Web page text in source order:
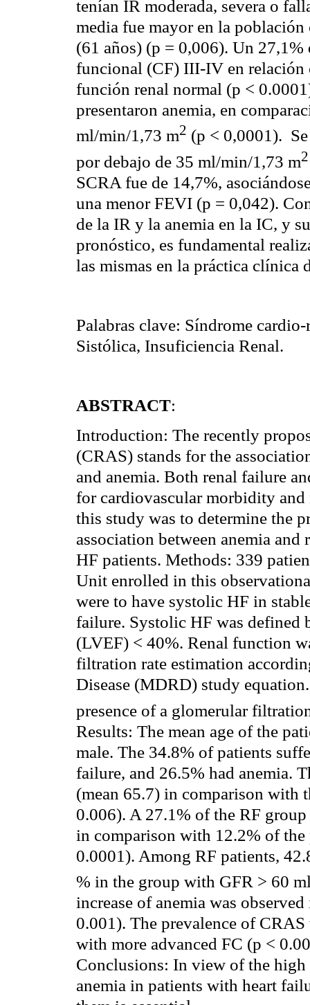
tenían IR moderada, severa o
media fue mayor en la
(61 años) (p = 0,006). Un 27,1%
funcional (CF) III-IV en relación
función renal normal (p <
presentaron anemia, en
ml/min/1,73 m2 (p < 0,0001).
por debajo de 35 ml/min/1,73 m2
SCRA fue de 14,7%,
una menor FEVI (p = 0,042).
de la IR y la anemia en la IC, y
pronóstico, es fundamental
las mismas en la práctica clínica
Palabras clave: Síndrome cardio-
Sistólica, Insuficiencia Renal.
ABSTRACT:
Introduction: The recently
(CRAS) stands for the
and anemia. Both renal failure
for cardiovascular morbidity
this study was to determine the
association between anemia
HF patients. Methods: 339
Unit enrolled in this
were to have systolic HF in
failure. Systolic HF was defined
(LVEF) < 40%. Renal function
filtration rate estimation
Disease (MDRD) study
presence of a glomerular
Results: The mean age of the
male. The 34.8% of patients
failure, and 26.5% had anemia.
(mean 65.7) in comparison with
0.006). A 27.1% of the RF
in comparison with 12.2% of
0.0001). Among RF patients,
% in the group with GFR > 60
increase of anemia was
0.001). The prevalence of CRAS
with more advanced FC (p <
Conclusions: In view of the
anemia in patients with heart